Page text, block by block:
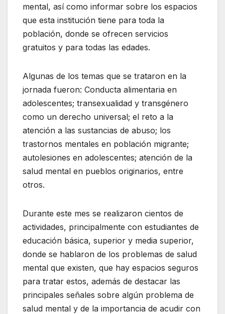
mental, así como informar sobre los espacios
que esta institución tiene para toda la
población, donde se ofrecen servicios
gratuitos y para todas las edades.
Algunas de los temas que se trataron en la
jornada fueron: Conducta alimentaria en
adolescentes; transexualidad y transgénero
como un derecho universal; el reto a la
atención a las sustancias de abuso; los
trastornos mentales en población migrante;
autolesiones en adolescentes; atención de la
salud mental en pueblos originarios, entre
otros.
Durante este mes se realizaron cientos de
actividades, principalmente con estudiantes de
educación básica, superior y media superior,
donde se hablaron de los problemas de salud
mental que existen, que hay espacios seguros
para tratar estos, además de destacar las
principales señales sobre algún problema de
salud mental y de la importancia de acudir con